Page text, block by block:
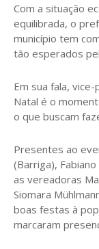
Com a situação
equilibrada, o
município tem
tão esperados
Em sua fala,
Natal é o
o que buscam
Presentes ao
(Barriga), Fabiano
as vereadoras
Siomara
boas festas à
marcaram